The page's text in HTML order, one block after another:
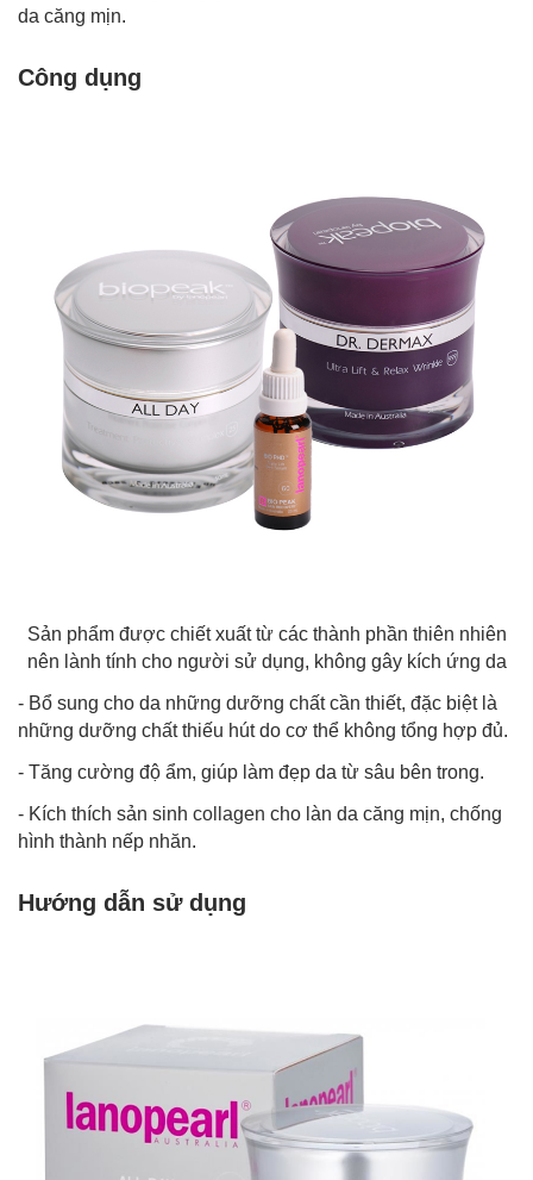
da căng mịn.
Công dụng
Sản phẩm được chiết xuất từ các thành phần thiên nhiên
nên lành tính cho người sử dụng, không gây kích ứng da
- Bổ sung cho da những dưỡng chất cần thiết, đặc biệt là
những dưỡng chất thiếu hút do cơ thể không tổng hợp đủ.
- Tăng cường độ ẩm, giúp làm đẹp da từ sâu bên trong.
- Kích thích sản sinh collagen cho làn da căng mịn, chống
hình thành nếp nhăn.
Hướng dẫn sử dụng